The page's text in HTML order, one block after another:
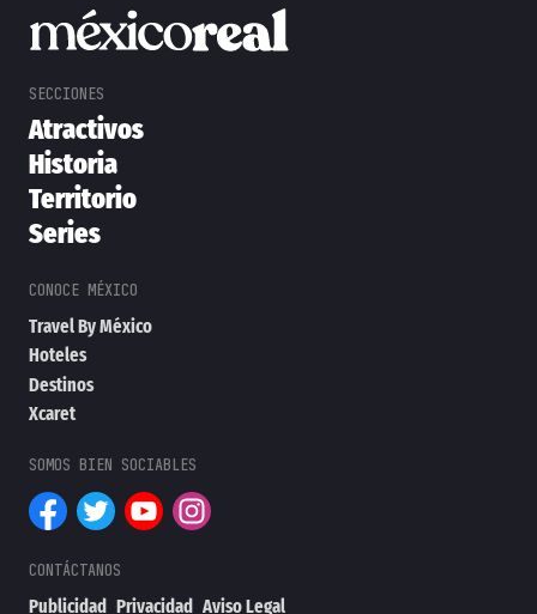
Atractivos
Historia
Territorio
Series
Travel By México
Hoteles
Destinos
Xcaret
Publicidad Privacidad Aviso Legal